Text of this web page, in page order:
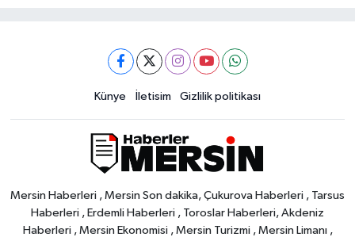
Künye İletisim Gizlilik politikası
Mersin Haberleri , Mersin Son dakika, Çukurova Haberleri , Tarsus
Haberleri , Erdemli Haberleri , Toroslar Haberleri, Akdeniz
Haberleri , Mersin Ekonomisi , Mersin Turizmi , Mersin Limanı ,